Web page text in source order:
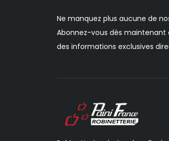
Ne manquez plus aucune de
Abonnez-vous dès
des informations exclusives